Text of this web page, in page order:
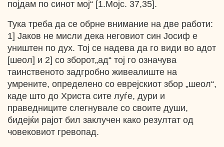
појдам по синот мој“ [1.Мојс. 37,35].
Тука треба да се обрне внимание на две работи:
1] Јаков не мисли дека неговиот син Јосиф е
уништен по дух. Тој се надева да го види во адот
[шеол] и 2] со зборот„ад“ тој го означува
таинственото задгробно живеалиште на
умрените, определено со еврејскиот збор „шеол“,
каде што до Христа сите луѓе, дури и
праведниците слегнувале со своите души,
бидејќи рајот бил заклучен како резултат од
човековиот гревопад.